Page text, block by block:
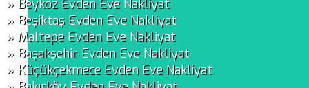
» Beykoz Evden Eve Nakliyat
» Beşiktaş Evden Eve Nakliyat
» Maltepe Evden Eve Nakliyat
» Başakşehir Evden Eve Nakliyat
» Küçükçekmece Evden Eve Nakliyat